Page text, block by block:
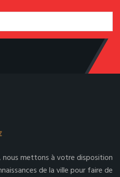
nous mettons à votre disposition
de la ville pour faire de